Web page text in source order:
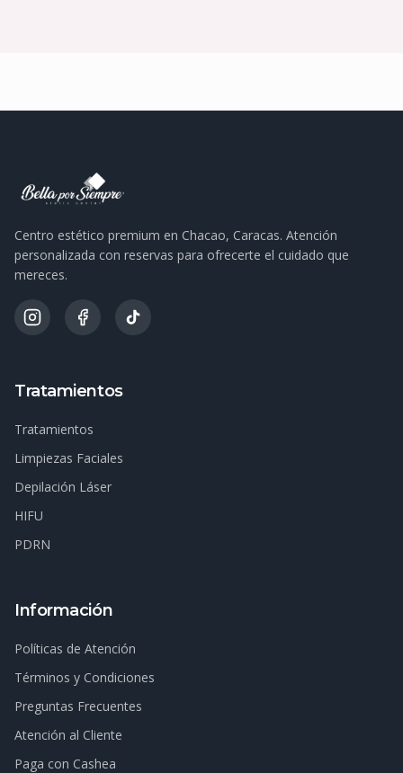
Centro estético premium en Chacao, Caracas. Atención
personalizada con reservas para ofrecerte el cuidado que
mereces.
Tratamientos
Tratamientos
Limpiezas Faciales
Depilación Láser
HIFU
PDRN
Información
Políticas de Atención
Términos y Condiciones
Preguntas Frecuentes
Atención al Cliente
Paga con Cashea